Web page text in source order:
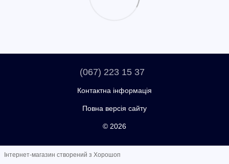
(067) 223 15 37
Контактна інформація
Повна версія сайту
© 2026
Інтернет-магазин створений з Хорошоп